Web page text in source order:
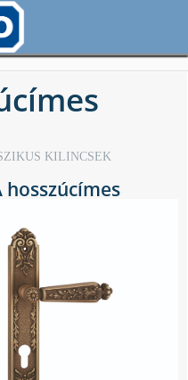
KILINCSEK
hosszúcímes